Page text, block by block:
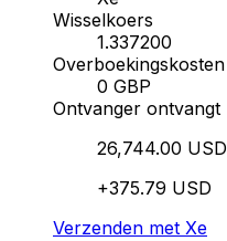
Wisselkoers
1.337200
Overboekingskosten
0 GBP
Ontvanger ontvangt
26,744.00 USD
+375.79 USD
Verzenden met Xe